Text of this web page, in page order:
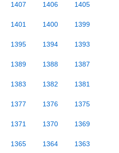
1407 1406 1405
1401 1400 1399
1395 1394 1393
1389 1388 1387
1383 1382 1381
1377 1376 1375
1371 1370 1369
1365 1364 1363